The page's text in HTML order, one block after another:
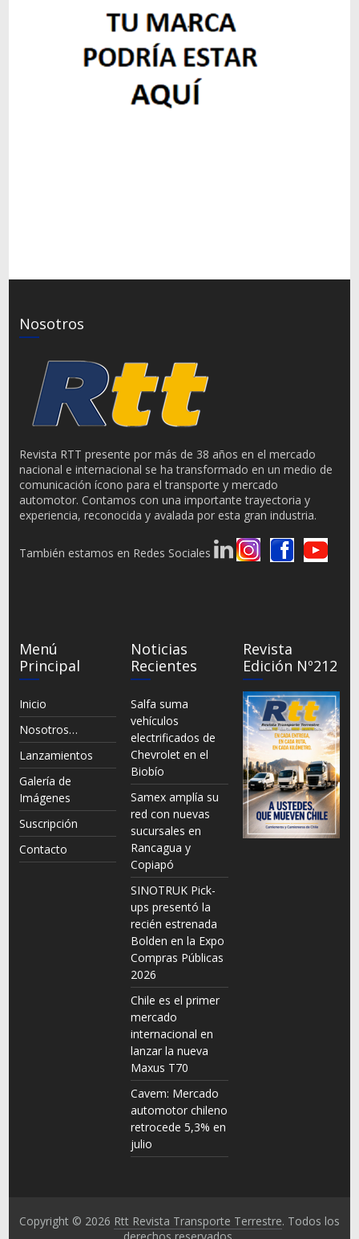
Nosotros
Revista RTT presente por más de 38 años en el mercado
nacional e internacional se ha transformado en un medio de
comunicación ícono para el transporte y mercado
automotor. Contamos con una importante trayectoria y
experiencia, reconocida y avalada por esta gran industria.
También estamos en Redes Sociales
Menú
Principal
Inicio
Nosotros…
Lanzamientos
Galería de
Imágenes
Suscripción
Contacto
Noticias
Recientes
Salfa suma
vehículos
electrificados de
Chevrolet en el
Biobío
Samex amplía su
red con nuevas
sucursales en
Rancagua y
Copiapó
SINOTRUK Pick-
ups presentó la
recién estrenada
Bolden en la Expo
Compras Públicas
2026
Chile es el primer
mercado
internacional en
lanzar la nueva
Maxus T70
Cavem: Mercado
automotor chileno
retrocede 5,3% en
julio
Revista
Edición Nº212
Copyright © 2026 Rtt Revista Transporte Terrestre. Todos los